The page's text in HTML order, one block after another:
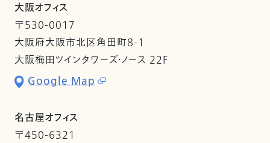
大阪オフィス
〒530-0017
大阪府大阪市北区角田町8-1
大阪梅田ツインタワーズ・ノース 22F
Google Map
名古屋オフィス
〒450-6321